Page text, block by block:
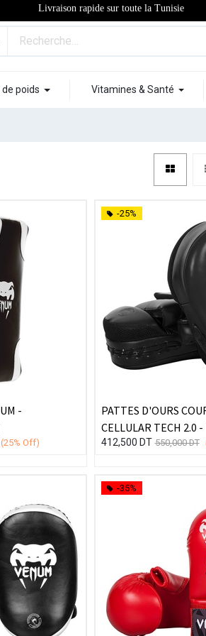
Livraison rapide sur toute la Tunisie
poids Vitamines & Santé
-
(25% Off)
-25%
PATTES D'OURS
CELLULAR TECH 2.0
(PAIRE)
412,500 DT 550,000DT
-35%